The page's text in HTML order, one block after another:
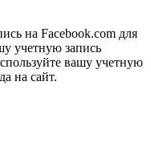
на Facebook.com для
учетную запись
вашу учетную
на сайт.